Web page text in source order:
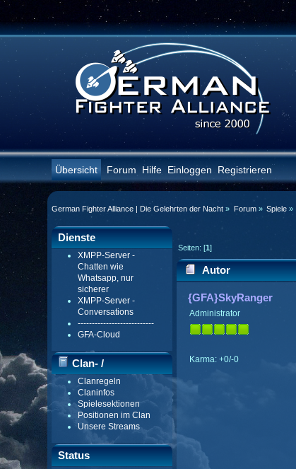
Übersicht Forum Hilfe Einloggen Registrieren
German Fighter Alliance | Die Gelehrten der Nacht » Forum» Spiele »
Dienste
XMPP-Server -
Chatten wie
Whatsapp, nur
sicherer
XMPP-Server -
Conversations
---------------------------
GFA-Cloud
Clan- /
Gildenmenü
Clanregeln
Claninfos
Spielesektionen
Positionen im Clan
Unsere Streams
Status
Seiten: [1]
Autor
{GFA}SkyRanger
Administrator
Karma: +0/-0